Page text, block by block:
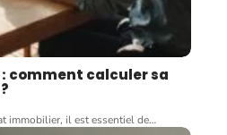
comment calculer sa
immobilier, il est essentiel de…